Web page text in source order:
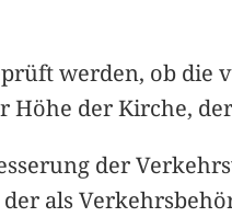
werden, ob
der Kirche,
der
als